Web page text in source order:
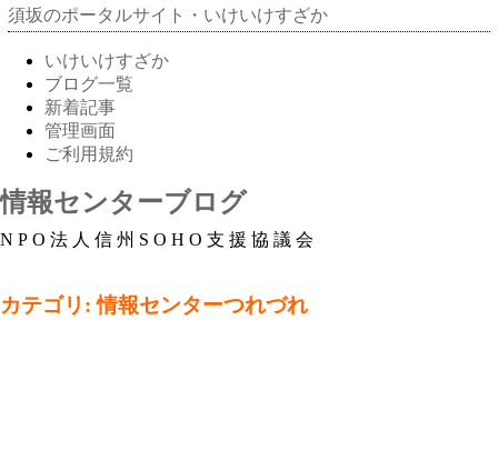
須坂のポータルサイト・いけいけすざか
いけいけすざか
ブログ一覧
新着記事
管理画面
ご利用規約
情報センターブログ
NPO法人信州SOHO支援協議会
カテゴリ: 情報センターつれづれ